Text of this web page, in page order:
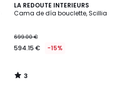
LA REDOUTE INTERIEURS
Cama de día bouclette, Scillia
699.00 €
594.15 € -15%
3
/
3
/